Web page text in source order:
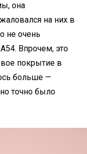
она
на них в
не очень
Впрочем, это
покрытие в
больше —
точно было